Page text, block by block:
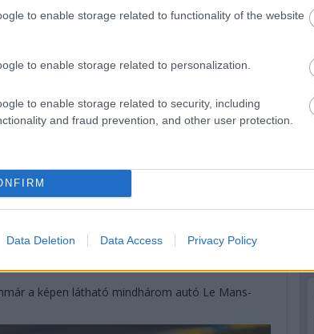
to enable storage related to functionality of the website
to enable storage related to personalization.
to enable storage related to security, including
and fraud prevention, and other user protection.
Data Deletion Data Access Privacy Policy
pillanatok ezek, Amato Ferrari
Azzal innen Szegedről a kanadai partokat el
es autója az élmenőkön kívül egyedüliként tudta
körön belül, ami persze a tavalyi 9-hez képest
Szóval azért ez sem semmi.
a képen látható mindhárom autó Le Mans-